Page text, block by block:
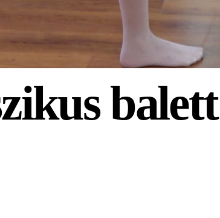
balett